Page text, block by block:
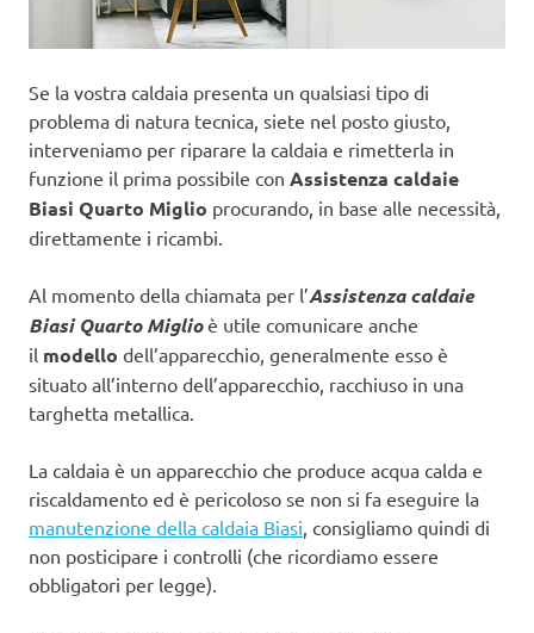
Se la vostra caldaia presenta un qualsiasi tipo di
problema di natura tecnica, siete nel posto giusto,
interveniamo per riparare la caldaia e rimetterla in
funzione il prima possibile con Assistenza caldaie
Biasi Quarto Miglio procurando, in base alle necessità,
direttamente i ricambi.
Al momento della chiamata per l’Assistenza caldaie
Biasi Quarto Miglioè utile comunicare anche
il modello dell’apparecchio, generalmente esso è
situato all’interno dell’apparecchio, racchiuso in una
targhetta metallica.
La caldaia è un apparecchio che produce acqua calda e
riscaldamento ed è pericoloso se non si fa eseguire la
manutenzione della caldaia Biasi , consigliamo quindi di
non posticipare i controlli (che ricordiamo essere
obbligatori per legge).